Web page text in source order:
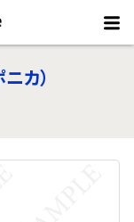
カ）